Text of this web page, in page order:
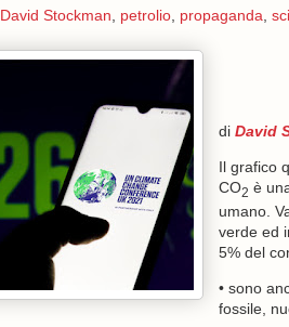
David Stockman, petrolio, propaganda,
di David
Il grafico
CO2 è
umano.
verde ed
5% del
• sono
fossile,